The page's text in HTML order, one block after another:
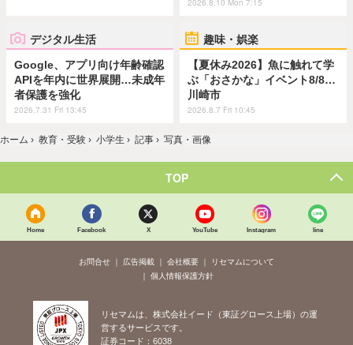
2026.8.10 Mon 7:15
デジタル生活
Google、アプリ向け年齢確認
APIを年内に世界展開…未成年
者保護を強化
2026.7.31 Fri 13:45
趣味・娯楽
【夏休み2026】魚に触れて学
ぶ「おさかな」イベント8/8…
川崎市
2026.8.7 Fri 10:45
ホーム › 教育・受験 › 小学生 › 記事 › 写真・画像
TOP
Home Facebook X YouTube Instagram line
お問合せ 広告掲載 会社概要
リセマムについて
個人情報保護方針
リセマムは、株式会社イード（東証グロース上場）の運
営するサービスです。
証券コード：6038